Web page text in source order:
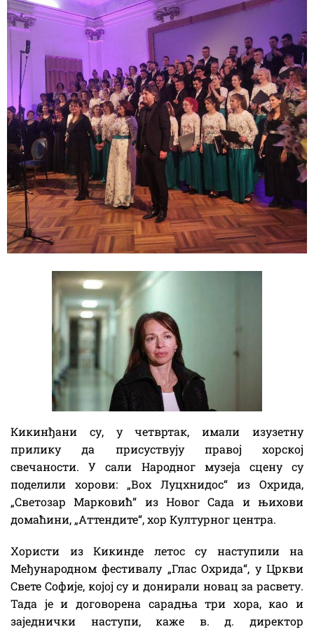
Кикинђани су, у четвртак, имали изузетну
прилику да присуствују правој хорској
свечаности. У сали Народног музеја сцену су
поделили хорови: „Воx Лyцхнидос“ из Охрида,
„Светозар Марковић“ из Новог Сада и њихови
домаћини, „Аттендите“, хор Културног центра.
Хористи из Кикинде летос су наступили на
Међународном фестивалу „Глас Охрида“, у Цркви
Свете Софије, којој су и донирали новац за расвету.
Тада је и договорена сарадња три хора, као и
заједнички наступи, каже в. д. директор